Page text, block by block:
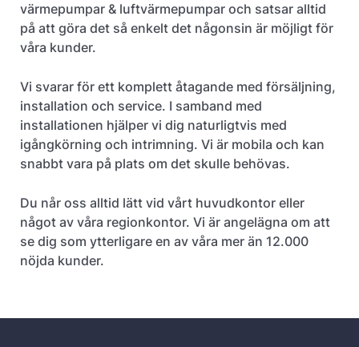
värmepumpar & luftvärmepumpar och satsar alltid
på att göra det så enkelt det någonsin är möjligt för
våra kunder.
Vi svarar för ett komplett åtagande med försäljning,
installation och service. I samband med
installationen hjälper vi dig naturligtvis med
igångkörning och intrimning. Vi är mobila och kan
snabbt vara på plats om det skulle behövas.
Du når oss alltid lätt vid vårt huvudkontor eller
något av våra regionkontor. Vi är angelägna om att
se dig som ytterligare en av våra mer än 12.000
nöjda kunder.